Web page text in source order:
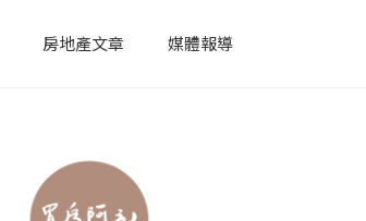
房地產文章 媒體報導